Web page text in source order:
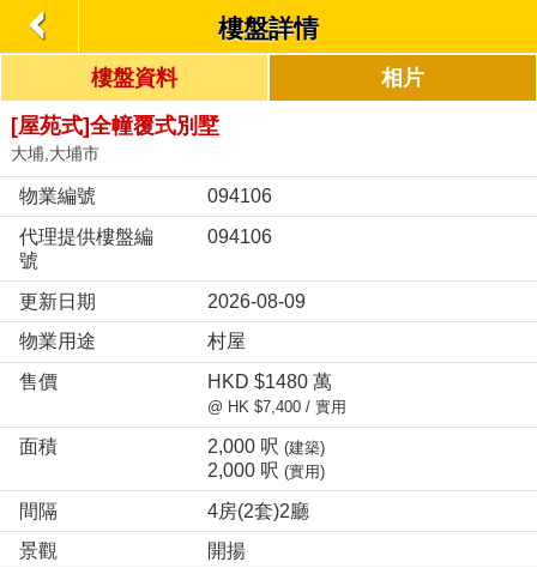
樓盤詳情
樓盤資料
相片
[屋苑式]全幢覆式別墅
大埔,大埔市
物業編號
094106
代理提供樓盤編
號
094106
更新日期
2026-08-09
物業用途
村屋
售價
HKD $1480 萬
@ HK $7,400 / 實用
面積 2,000 呎 (建築)
2,000 呎 (實用)
間隔
4房(2套)2廳
景觀
開揚